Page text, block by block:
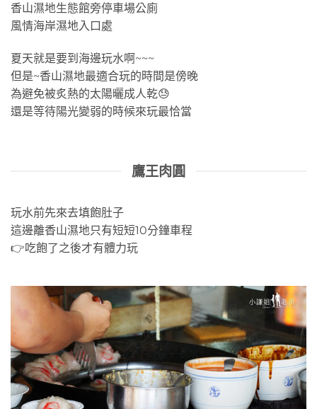
香山濕地生態館旁停車場公廁
風情海岸濕地入口處
夏天就是要到海邊玩水啊~~~
但是~香山濕地最適合玩的時間是傍晚
為避免被炙熱的太陽曬成人乾😓
還是等待陽光變弱的時候來玩最恰當
鷹王肉圓
玩水前先來去填飽肚子
這邊離香山濕地只有短短10分鐘車程
👉吃飽了之後才有體力玩